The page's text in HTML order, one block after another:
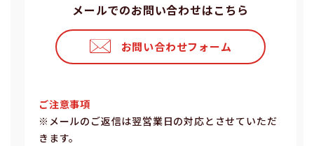
メールでのお問い合わせはこちら
お問い合わせフォーム
ご注意事項
※メールのご返信は翌営業⽇の対応とさせていただ
きます。